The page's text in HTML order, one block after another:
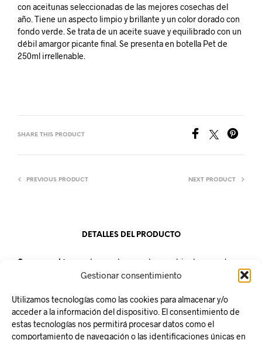
Gestionar consentimiento
Utilizamos tecnologías como las cookies para almacenar y/o
acceder a la información del dispositivo. El consentimiento de
estas tecnologías nos permitirá procesar datos como el
comportamiento de navegación o las identificaciones únicas en
con aceitunas seleccionadas de las mejores cosechas del
año. Tiene un aspecto limpio y brillante y un color dorado con
fondo verde. Se trata de un aceite suave y equilibrado con un
débil amargor picante final. Se presenta en botella Pet de
250ml irrellenable.
SHARE THIS PRODUCT
PREVIOUS PRODUCT NEXT PRODUCT
DETALLES DEL PRODUCTO
Conservación:
mantener a temperatura ambiente en un lugar